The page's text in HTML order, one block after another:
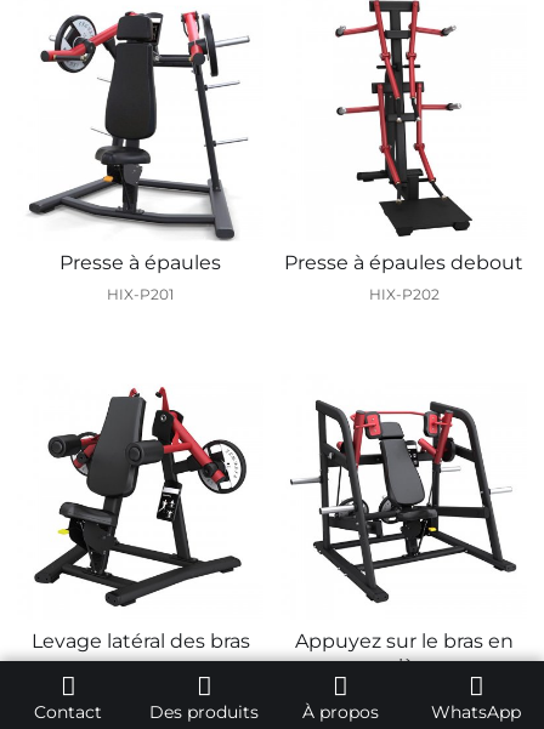
Presse à épaules
HIX-P201
Presse à épaules debout
HIX-P202
Levage latéral des bras
Appuyez sur le bras en
arrière
Contact Des produits À propos WhatsApp